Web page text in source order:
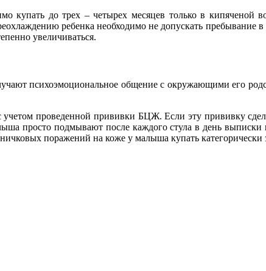
купать до трех – четырех месяцев только в кипяченой
ребенка необходимо не допускать пребывание
увеличиваться.
психоэмоциональное общение с окружающими его
проведенной прививки БЦЖ. Если эту прививку
просто подмывают после каждого стула в день
поражений на коже у малыша купать категорически